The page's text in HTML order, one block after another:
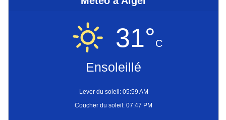
31°C
Ensoleillé
Lever du soleil: 05:59 AM
Coucher du soleil: 07:47 PM